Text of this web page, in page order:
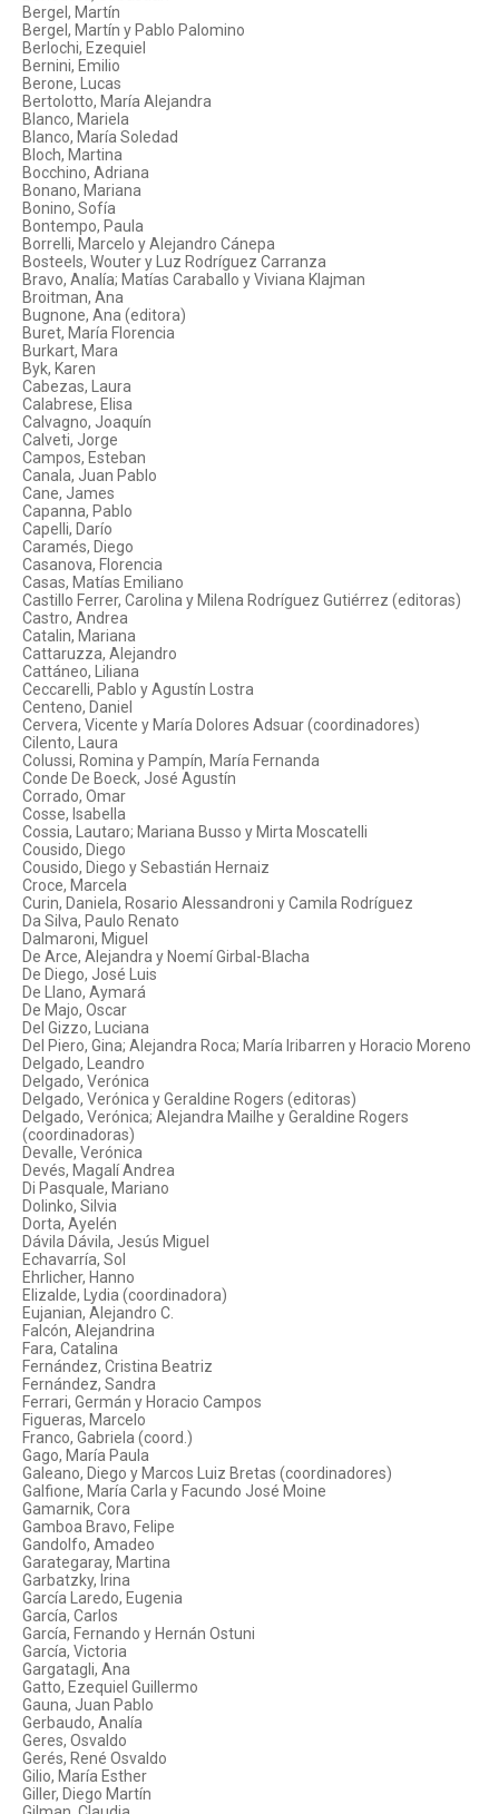
Bergel, Martín
Bergel, Martín y Pablo Palomino
Berlochi, Ezequiel
Bernini, Emilio
Berone, Lucas
Bertolotto, María Alejandra
Blanco, Mariela
Blanco, María Soledad
Bloch, Martina
Bocchino, Adriana
Bonano, Mariana
Bonino, Sofía
Bontempo, Paula
Borrelli, Marcelo y Alejandro Cánepa
Bosteels, Wouter y Luz Rodríguez Carranza
Bravo, Analía; Matías Caraballo y Viviana Klajman
Broitman, Ana
Bugnone, Ana (editora)
Buret, María Florencia
Burkart, Mara
Byk, Karen
Cabezas, Laura
Calabrese, Elisa
Calvagno, Joaquín
Calveti, Jorge
Campos, Esteban
Canala, Juan Pablo
Cane, James
Capanna, Pablo
Capelli, Darío
Caramés, Diego
Casanova, Florencia
Casas, Matías Emiliano
Castillo Ferrer, Carolina y Milena Rodríguez Gutiérrez (editoras)
Castro, Andrea
Catalin, Mariana
Cattaruzza, Alejandro
Cattáneo, Liliana
Ceccarelli, Pablo y Agustín Lostra
Centeno, Daniel
Cervera, Vicente y María Dolores Adsuar (coordinadores)
Cilento, Laura
Colussi, Romina y Pampín, María Fernanda
Conde De Boeck, José Agustín
Corrado, Omar
Cosse, Isabella
Cossia, Lautaro; Mariana Busso y Mirta Moscatelli
Cousido, Diego
Cousido, Diego y Sebastián Hernaiz
Croce, Marcela
Curin, Daniela, Rosario Alessandroni y Camila Rodríguez
Da Silva, Paulo Renato
Dalmaroni, Miguel
De Arce, Alejandra y Noemí Girbal-Blacha
De Diego, José Luis
De Llano, Aymará
De Majo, Oscar
Del Gizzo, Luciana
Del Piero, Gina; Alejandra Roca; María Iribarren y Horacio Moreno
Delgado, Leandro
Delgado, Verónica
Delgado, Verónica y Geraldine Rogers (editoras)
Delgado, Verónica; Alejandra Mailhe y Geraldine Rogers
(coordinadoras)
Devalle, Verónica
Devés, Magalí Andrea
Di Pasquale, Mariano
Dolinko, Silvia
Dorta, Ayelén
Dávila Dávila, Jesús Miguel
Echavarría, Sol
Ehrlicher, Hanno
Elizalde, Lydia (coordinadora)
Eujanian, Alejandro C.
Falcón, Alejandrina
Fara, Catalina
Fernández, Cristina Beatriz
Fernández, Sandra
Ferrari, Germán y Horacio Campos
Figueras, Marcelo
Franco, Gabriela (coord.)
Gago, María Paula
Galeano, Diego y Marcos Luiz Bretas (coordinadores)
Galfione, María Carla y Facundo José Moine
Gamarnik, Cora
Gamboa Bravo, Felipe
Gandolfo, Amadeo
Garategaray, Martina
Garbatzky, Irina
García Laredo, Eugenia
García, Carlos
García, Fernando y Hernán Ostuni
García, Victoria
Gargatagli, Ana
Gatto, Ezequiel Guillermo
Gauna, Juan Pablo
Gerbaudo, Analía
Geres, Osvaldo
Gerés, René Osvaldo
Gilio, María Esther
Giller, Diego Martín